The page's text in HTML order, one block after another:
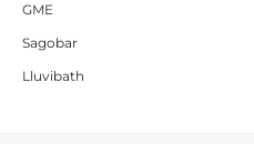
GME
Sagobar
Lluvibath